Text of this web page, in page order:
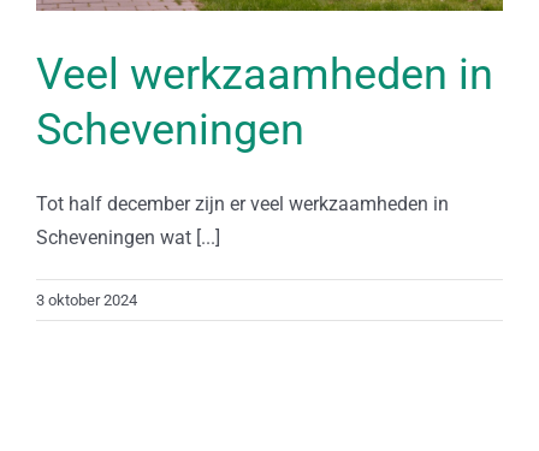
Veel werkzaamheden in
Scheveningen
Tot half december zijn er veel werkzaamheden in
Scheveningen wat [...]
3 oktober 2024